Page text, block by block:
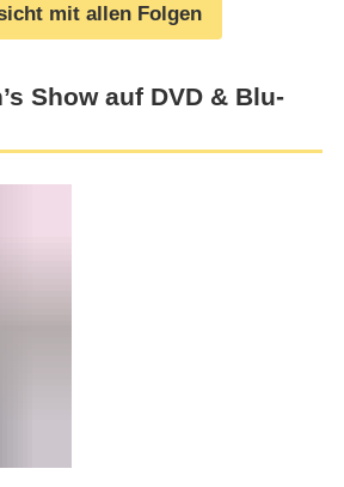
mit allen Folgen
Show auf DVD & Blu-